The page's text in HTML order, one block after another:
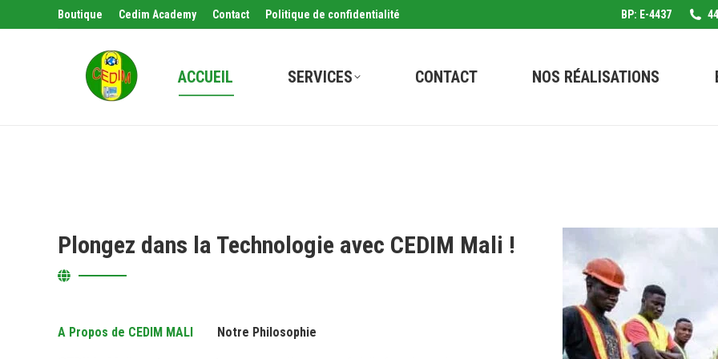
Boutique Cedim Academy Contact Politique de confidentialité BP: E-4437
ACCUEIL SERVICES CONTACT NOS RÉALISATIONS
Plongez dans la Technologie avec CEDIM Mali !
A Propos de CEDIM MALI Notre Philosophie